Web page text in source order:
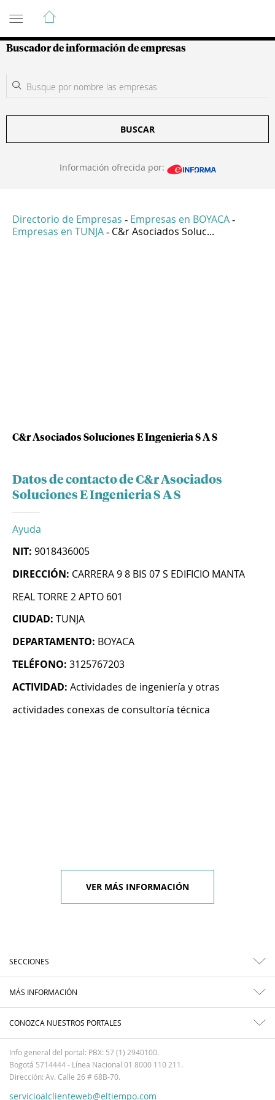
Guía de Empresas Colombianas
Buscador de información de empresas
BUSCAR
Información ofrecida por:
Directorio de Empresas - Empresas en BOYACA -
Empresas en TUNJA - C&r Asociados Soluc...
C&r Asociados Soluciones E Ingenieria S A S
Datos de contacto de C&r Asociados
Soluciones E Ingenieria S A S
Ayuda
NIT: 9018436005
DIRECCIÓN: CARRERA 9 8 BIS 07 S EDIFICIO MANTA
REAL TORRE 2 APTO 601
CIUDAD: TUNJA
DEPARTAMENTO: BOYACA
TELÉFONO: 3125767203
ACTIVIDAD: Actividades de ingeniería y otras
actividades conexas de consultoría técnica
VER MÁS INFORMACIÓN
SECCIONES
MÁS INFORMACIÓN
CONOZCA NUESTROS PORTALES
Info general del portal: PBX: 57 (1) 2940100.
Bogotá 5714444 - Línea Nacional 01 8000 110 211.
Dirección: Av. Calle 26 # 68B-70.
servicioalclienteweb@eltiempo.com